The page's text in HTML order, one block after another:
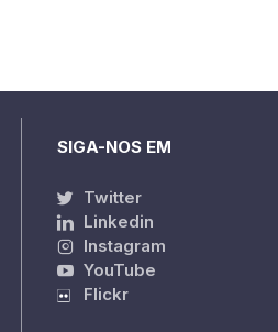
SIGA-NOS EM
Twitter
Linkedin
Instagram
YouTube
Flickr